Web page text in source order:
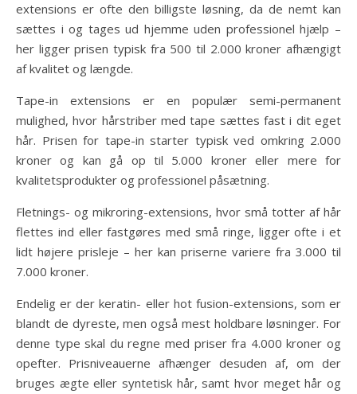
extensions er ofte den billigste løsning, da de nemt kan
sættes i og tages ud hjemme uden professionel hjælp –
her ligger prisen typisk fra 500 til 2.000 kroner afhængigt
af kvalitet og længde.
Tape-in extensions er en populær semi-permanent
mulighed, hvor hårstriber med tape sættes fast i dit eget
hår. Prisen for tape-in starter typisk ved omkring 2.000
kroner og kan gå op til 5.000 kroner eller mere for
kvalitetsprodukter og professionel påsætning.
Fletnings- og mikroring-extensions, hvor små totter af hår
flettes ind eller fastgøres med små ringe, ligger ofte i et
lidt højere prisleje – her kan priserne variere fra 3.000 til
7.000 kroner.
Endelig er der keratin- eller hot fusion-extensions, som er
blandt de dyreste, men også mest holdbare løsninger. For
denne type skal du regne med priser fra 4.000 kroner og
opefter. Prisniveauerne afhænger desuden af, om der
bruges ægte eller syntetisk hår, samt hvor meget hår og